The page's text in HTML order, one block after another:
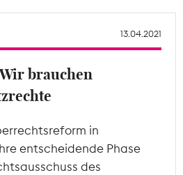
13.04.2021
brauchen
in
entscheidende Phase
des